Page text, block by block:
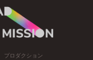
プロダクション